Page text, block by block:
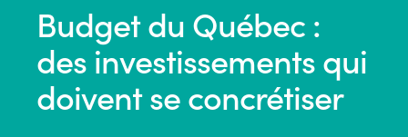
Budget du Québec :
des investissements qui
doivent se concrétiser